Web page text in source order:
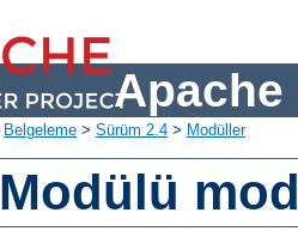
Apache
Belgeleme > Sürüm 2.4 > Modüller